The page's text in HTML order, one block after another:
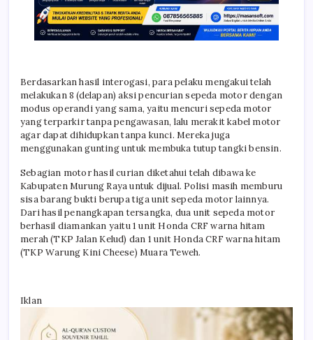
Berdasarkan hasil interogasi, para pelaku mengakui telah
melakukan 8 (delapan) aksi pencurian sepeda motor dengan
modus operandi yang sama, yaitu mencuri sepeda motor
yang terparkir tanpa pengawasan, lalu merakit kabel motor
agar dapat dihidupkan tanpa kunci. Mereka juga
menggunakan gunting untuk membuka tutup tangki bensin.
Sebagian motor hasil curian diketahui telah dibawa ke
Kabupaten Murung Raya untuk dijual. Polisi masih memburu
sisa barang bukti berupa tiga unit sepeda motor lainnya.
Dari hasil penangkapan tersangka, dua unit sepeda motor
berhasil diamankan yaitu 1 unit Honda CRF warna hitam
merah (TKP Jalan Kelud) dan 1 unit Honda CRF warna hitam
(TKP Warung Kini Cheese) Muara Teweh.
Iklan